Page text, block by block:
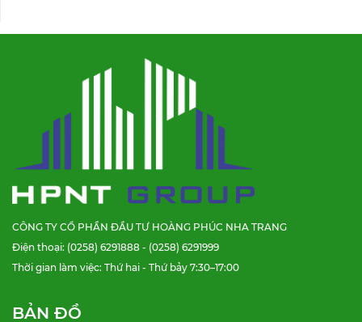
CÔNG TY CỔ PHẦN ĐẦU TƯ HOÀNG PHÚC NHA TRANG
Điện thoại: (0258) 6291888 - (0258) 6291999
Thời gian làm việc: Thứ hai - Thứ bảy 7:30–17:00
BẢN ĐỒ